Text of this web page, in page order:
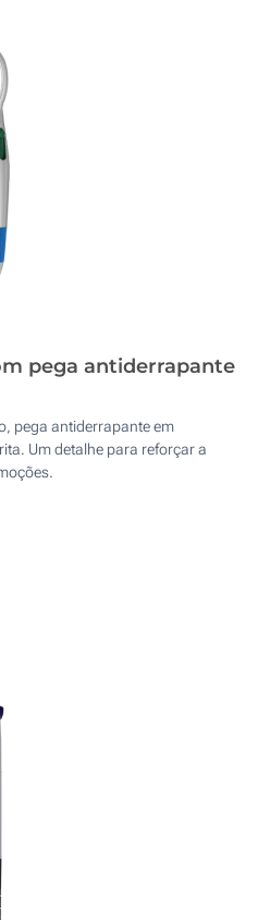
pega antiderrapante
pega antiderrapante em
Um detalhe para reforçar a